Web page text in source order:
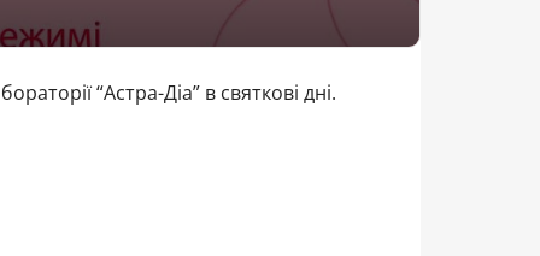
“Астра-Діа” в святкові дні.